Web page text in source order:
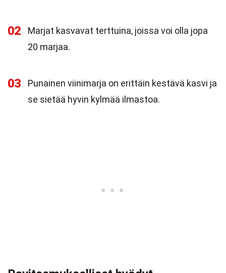
02
Marjat kasvavat terttuina, joissa voi olla jopa
20 marjaa.
03
Punainen viinimarja on erittäin kestävä kasvi ja
se sietää hyvin kylmää ilmastoa.